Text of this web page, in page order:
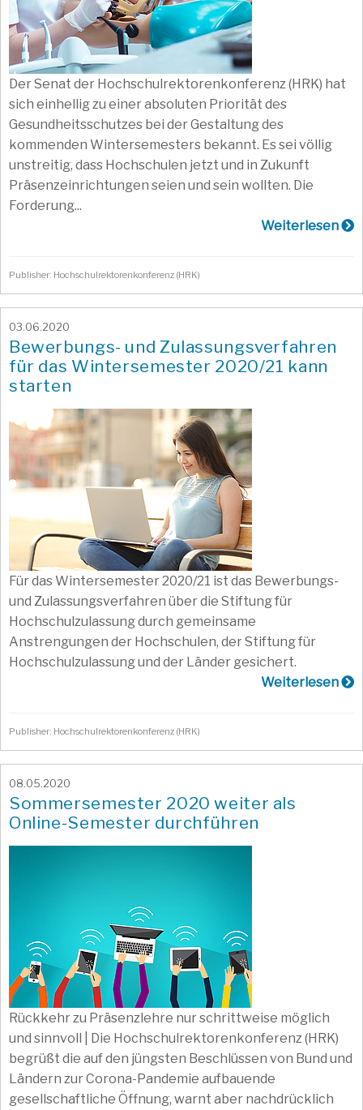
Der Senat der Hochschulrektorenkonferenz (HRK) hat
sich einhellig zu einer absoluten Priorität des
Gesundheitsschutzes bei der Gestaltung des
kommenden Wintersemesters bekannt. Es sei völlig
unstreitig, dass Hochschulen jetzt und in Zukunft
Präsenzeinrichtungen seien und sein wollten. Die
Forderung...
Weiterlesen
Publisher: Hochschulrektorenkonferenz (HRK)
03.06.2020
Bewerbungs- und Zulassungsverfahren
für das Wintersemester 2020/21 kann
starten
Für das Wintersemester 2020/21 ist das Bewerbungs-
und Zulassungsverfahren über die Stiftung für
Hochschulzulassung durch gemeinsame
Anstrengungen der Hochschulen, der Stiftung für
Hochschulzulassung und der Länder gesichert.
Weiterlesen
Publisher: Hochschulrektorenkonferenz (HRK)
08.05.2020
Sommersemester 2020 weiter als
Online-Semester durchführen
Rückkehr zu Präsenzlehre nur schrittweise möglich
und sinnvoll | Die Hochschulrektorenkonferenz (HRK)
begrüßt die auf den jüngsten Beschlüssen von Bund und
Ländern zur Corona-Pandemie aufbauende
gesellschaftliche Öffnung, warnt aber nachdrücklich